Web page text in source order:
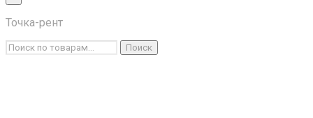
Каталог товаров
Условия аренды
Точка-рент
Искать:
Поиск